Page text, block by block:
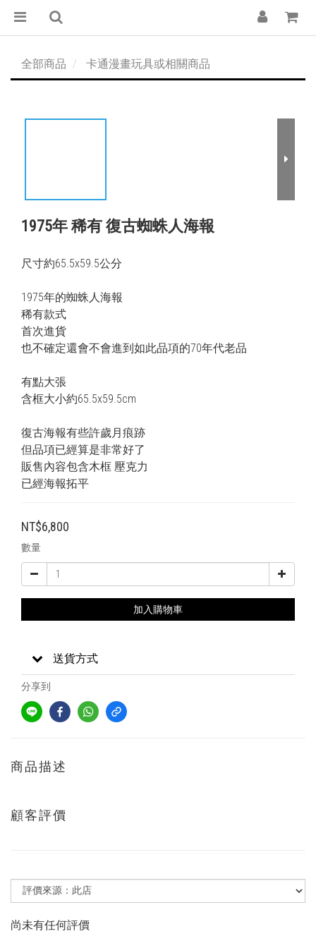
全部商品 卡通漫畫玩具或相關商品
1975年 稀有 復古蜘蛛人海報
尺寸約65.5x59.5公分
1975年的蜘蛛人海報
稀有款式
首次進貨
也不確定還會不會進到如此品項的70年代老品
有點大張
含框大小約65.5x59.5cm
復古海報有些許歲月痕跡
但品項已經算是非常好了
販售內容包含木框 壓克力
已經海報拓平
NT$6,800
數量
加入購物車
送貨方式
分享到
商品描述
顧客評價
尚未有任何評價